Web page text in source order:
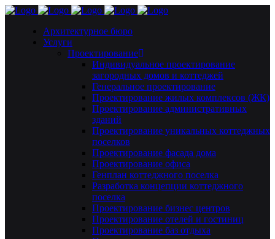
Архитектурное бюро
Услуги
Проектирование
Индивидуальное проектирование
загородных домов и коттеджей
Генеральное проектирование
Проектирование жилых комплексов (ЖК)
Проектирование административных
зданий
Проектирование уникальных коттеджных
поселков
Проектирование фасада дома
Проектирование офиса
Генплан коттеджного поселка
Разработка концепции коттеджного
поселка
Проектирование бизнес центров
Проектирование отелей и гостиниц
Проектирование баз отдыха